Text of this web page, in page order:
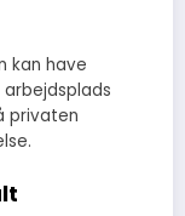
kan have
arbejdsplads
privaten